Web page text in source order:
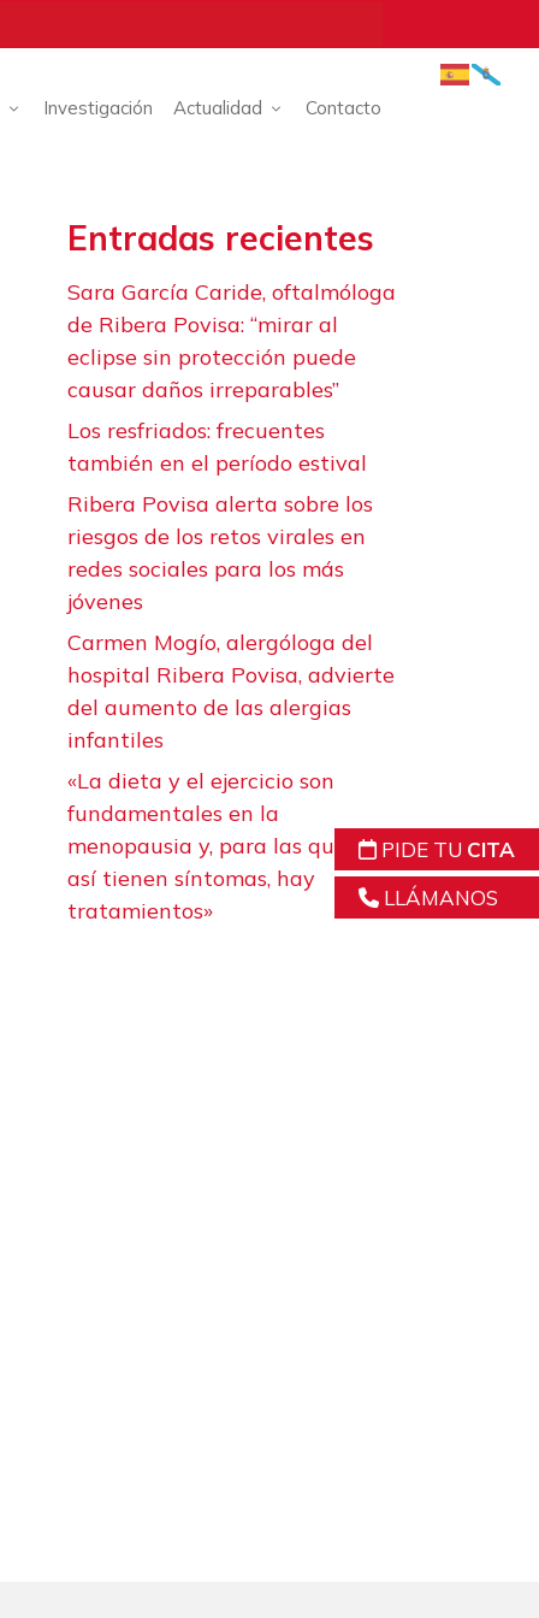
PIDE TU CITA
LLÁMANOS
Investigación Actualidad Contacto
Entradas recientes
Sara García Caride, oftalmóloga
de Ribera Povisa: “mirar al
eclipse sin protección puede
causar daños irreparables”
Los resfriados: frecuentes
también en el período estival
Ribera Povisa alerta sobre los
riesgos de los retos virales en
redes sociales para los más
jóvenes
Carmen Mogío, alergóloga del
hospital Ribera Povisa, advierte
del aumento de las alergias
infantiles
«La dieta y el ejercicio son
fundamentales en la
menopausia y, para las que aun
así tienen síntomas, hay
tratamientos»